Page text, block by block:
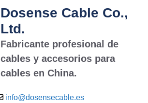
Dosense Cable Co.,
Ltd.
Fabricante profesional de
cables y accesorios para
cables en China.
info@dosensecable.es